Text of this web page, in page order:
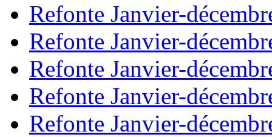
Refonte Janvier-
Refonte Janvier-
Refonte Janvier-
Refonte Janvier-
Refonte Janvier-